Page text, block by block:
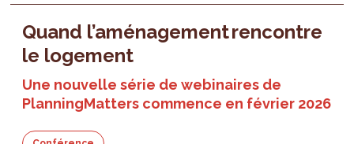
Quand l’aménagement rencontre
le logement
Une nouvelle série de webinaires de
PlanningMatters commence en février 2026